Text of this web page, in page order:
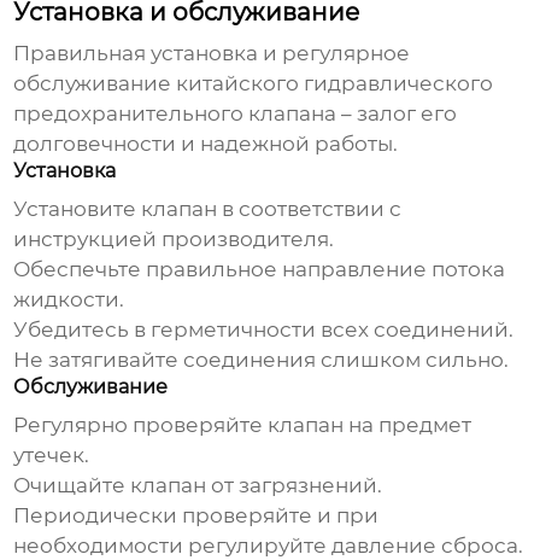
Установка и обслуживание
Правильная установка и регулярное
обслуживание китайского гидравлического
предохранительного клапана – залог его
долговечности и надежной работы.
Установка
Установите клапан в соответствии с
инструкцией производителя.
Обеспечьте правильное направление потока
жидкости.
Убедитесь в герметичности всех соединений.
Не затягивайте соединения слишком сильно.
Обслуживание
Регулярно проверяйте клапан на предмет
утечек.
Очищайте клапан от загрязнений.
Периодически проверяйте и при
необходимости регулируйте давление сброса.